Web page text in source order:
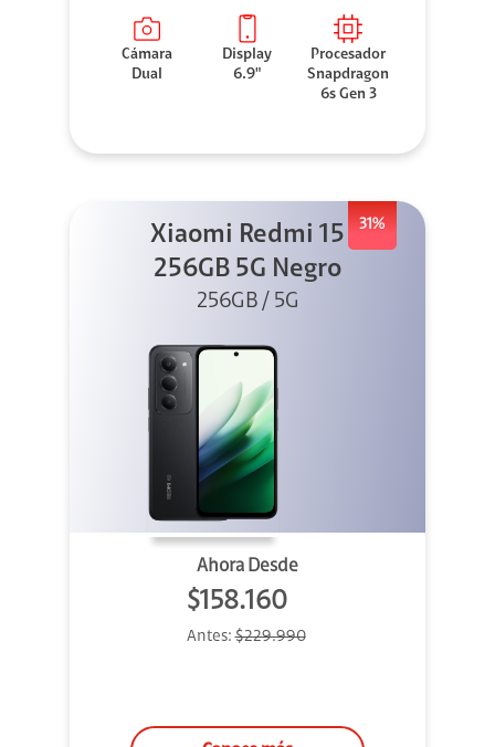
Cámara
Dual
Display
6.9"
Procesador
Snapdragon
6s Gen 3
31%
Xiaomi Redmi 15
256GB 5G Negro
256GB / 5G
Ahora Desde
$158.160
Antes:$229.990